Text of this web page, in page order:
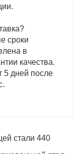
сроки
в
качества.
5 дней после
стали 440